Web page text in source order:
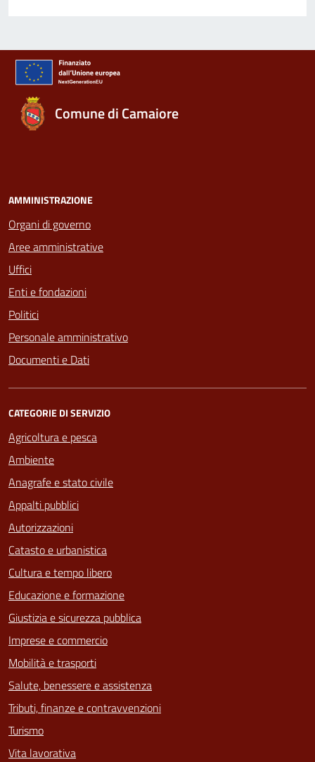
Comune di Camaiore
AMMINISTRAZIONE
Organi di governo
Aree amministrative
Uffici
Enti e fondazioni
Politici
Personale amministrativo
Documenti e Dati
CATEGORIE DI SERVIZIO
Agricoltura e pesca
Ambiente
Anagrafe e stato civile
Appalti pubblici
Autorizzazioni
Catasto e urbanistica
Cultura e tempo libero
Educazione e formazione
Giustizia e sicurezza pubblica
Imprese e commercio
Mobilità e trasporti
Salute, benessere e assistenza
Tributi, finanze e contravvenzioni
Turismo
Vita lavorativa